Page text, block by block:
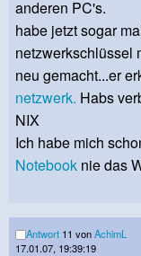
anderen PC's.
habe jetzt sogar
netzwerkschlüssel
neu gemacht...er
netzwerk. Habs
NIX
Ich habe mich
Notebook nie das
Antwort 11 vonAchimL
17.01.07, 19:39:19